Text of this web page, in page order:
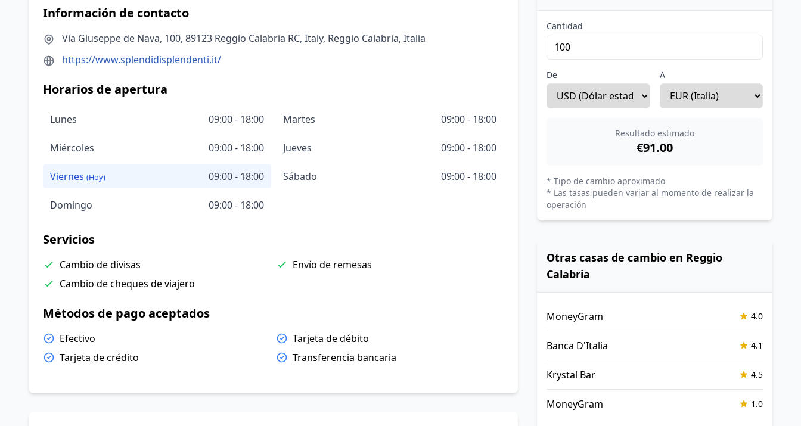
Información de contacto
Via Giuseppe de Nava, 100, 89123 Reggio Calabria RC, Italy, Reggio Calabria, Italia
https://www.splendidisplendenti.it/
Horarios de apertura
Lunes 09:00 - 18:00 Martes 09:00 - 18:00
Miércoles 09:00 - 18:00 Jueves 09:00 - 18:00
Viernes (Hoy) 09:00 - 18:00 Sábado 09:00 - 18:00
Domingo 09:00 - 18:00
Servicios
Cambio de divisas
Envío de remesas
Cambio de cheques de viajero
Métodos de pago aceptados
Efectivo
Tarjeta de débito
Tarjeta de crédito
Transferencia bancaria
Cantidad
De A
Resultado estimado
€91.00
* Tipo de cambio aproximado
* Las tasas pueden variar al momento de realizar la
operación
Otras casas de cambio en Reggio
Calabria
MoneyGram 4.0
Banca D'Italia 4.1
Krystal Bar 4.5
MoneyGram 1.0